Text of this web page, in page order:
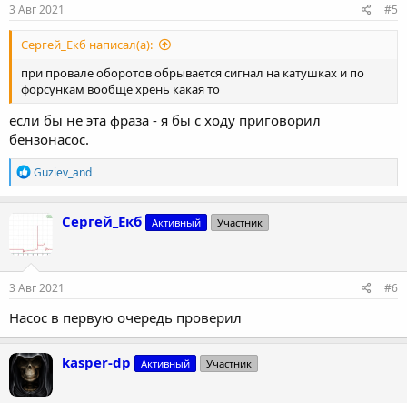
3 Авг 2021 #5
Сергей_Екб написал(а):
при провале оборотов обрывается сигнал на катушках и по
форсункам вообще хрень какая то
если бы не эта фраза - я бы с ходу приговорил
бензонасос.
Р
е
а
ц
и
и
:
Guziev_and
Сергей_Екб Активный Участник
3 Авг 2021 #6
Насос в первую очередь проверил
kasper-dp Активный Участник